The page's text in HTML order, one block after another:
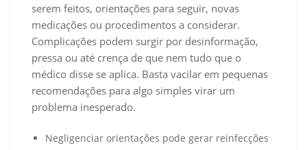
serem feitos, orientações para seguir, novas
medicações ou procedimentos a considerar.
Complicações podem surgir por desinformação,
pressa ou até crença de que nem tudo que o
médico disse se aplica. Basta vacilar em pequenas
recomendações para algo simples virar um
problema inesperado.
Negligenciar orientações pode gerar reinfecções